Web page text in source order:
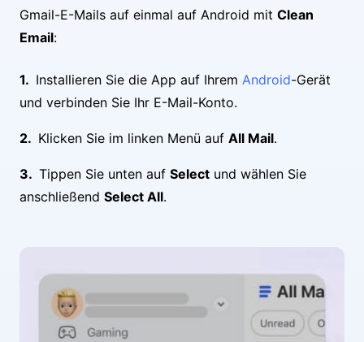
Gmail-E-Mails auf einmal auf Android mit Clean
Email:
Installieren Sie die App auf Ihrem Android-Gerät
und verbinden Sie Ihr E-Mail-Konto.
Klicken Sie im linken Menü auf All Mail.
Tippen Sie unten auf Select und wählen Sie
anschließend Select All.